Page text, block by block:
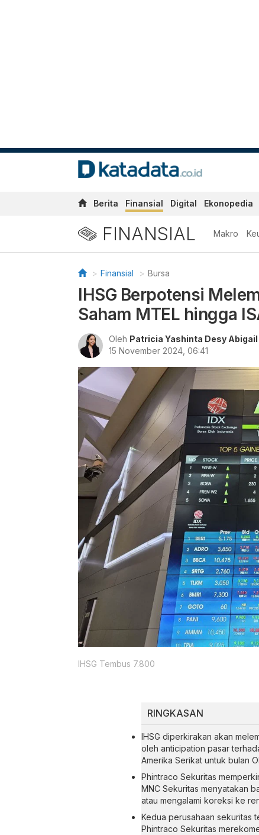
Berita Finansial Digital Ekonopedia
FINANSIAL Makro
Finansial Bursa
IHSG Berpotensi
Saham MTEL hingga
Oleh Patricia Yashinta Desy Abigail
15 November 2024, 06:41
IHSG Tembus 7.800
RINGKASAN
IHSG diperkirakan akan
oleh anticipation pasar
Amerika Serikat untuk bulan
Phintraco Sekuritas
MNC Sekuritas menyatakan
atau mengalami koreksi ke
Kedua perusahaan sekuritas
Phintraco Sekuritas